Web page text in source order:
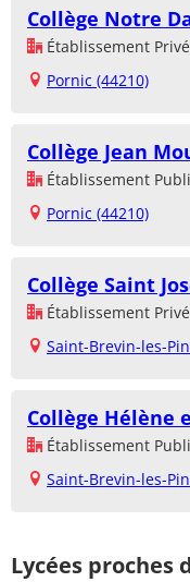
Collège Notre
Établissement Privé
Pornic (44210)
Collège Jean
Établissement
Pornic (44210)
Collège Saint
Établissement Privé
Saint-Brevin-les-
Collège Hélène
Établissement
Saint-Brevin-les-
Lycées proches